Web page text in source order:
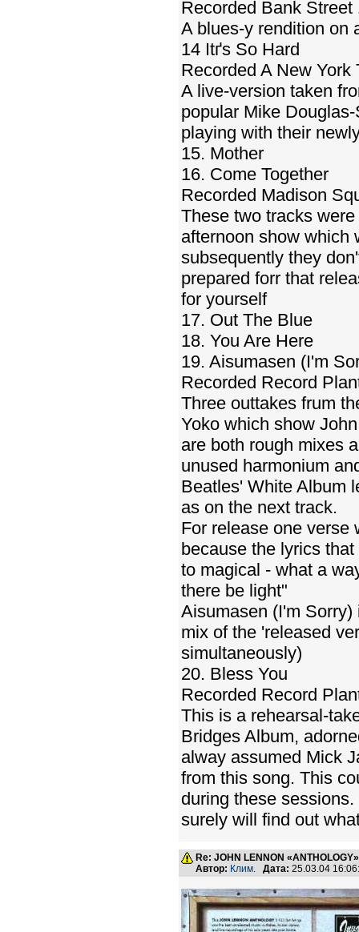
Recorded Bank
A blues-y rendition on
14 Itґs So Hard
Recorded A New
A live-version taken
popular Mike
playing with their
15. Mother
16. Come Together
Recorded Madison
These two tracks
afternoon show which
subsequently they
prepared forr that
for yourself
17. Out The Blue
18. You Are Here
19. Aisumasen (I'm
Recorded Record
Three outtakes frum
Yoko which show
are both rough mixes
unused harmonium
Beatles' White Album
as on the next track.
For release one verse
because the lyrics
to magical - what a
there be light"
Aisumasen (I'm
mix of the 'released
simultaneously)
20. Bless You
Recorded Record
This is a rehearsal-
Bridges Album,
alway assumed Mick
from this song. This
during these
surely will find out
Re: JOHN LENNON
Автор: Клим. Дата: 25.03.04